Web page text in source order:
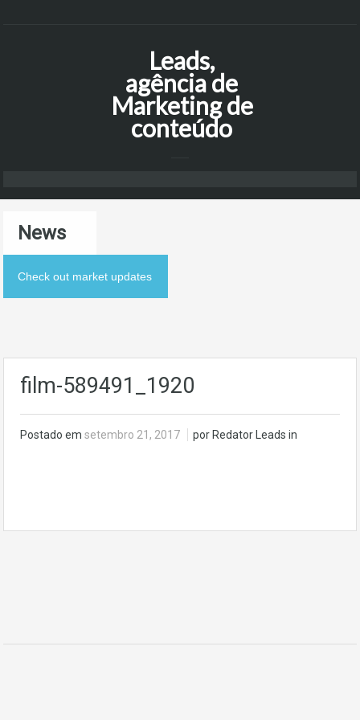
Leads,
agência de
Marketing de
conteúdo
News
Check out market updates
film-589491_1920
Postado em setembro 21, 2017 por Redator Leads in